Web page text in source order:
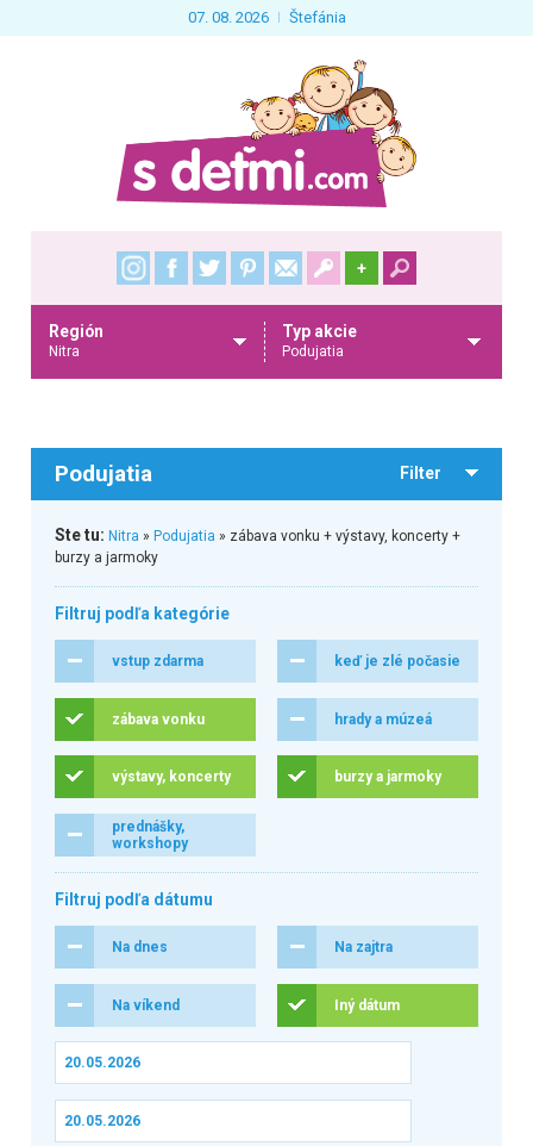
07. 08. 2026 Štefánia
+
Región
Nitra
Typ akcie
Podujatia
Podujatia Filter
Ste tu: Nitra » Podujatia » zábava vonku + výstavy, koncerty +
burzy a jarmoky
Filtruj podľa kategórie
vstup zdarma keď je zlé počasie
zábava vonku hrady a múzeá
výstavy, koncerty burzy a jarmoky
prednášky,
workshopy
Filtruj podľa dátumu
Na dnes Na zajtra
Na víkend Iný dátum